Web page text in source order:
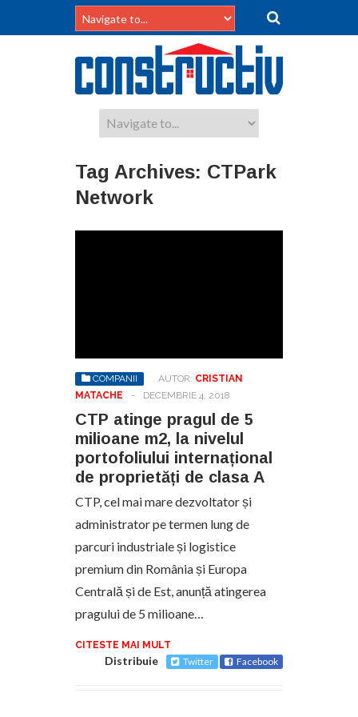
Tag Archives: CTPark
Network
COMPANII AUTOR: CRISTIAN
MATACHE
- DECEMBRIE 4, 2018
CTP atinge pragul de 5
milioane m2, la nivelul
portofoliului internațional
de proprietăți de clasa A
CTP, cel mai mare dezvoltator și
administrator pe termen lung de
parcuri industriale și logistice
premium din România și Europa
Centrală și de Est, anunță atingerea
pragului de 5 milioane…
CITESTE MAI MULT
Distribuie Twitter Facebook